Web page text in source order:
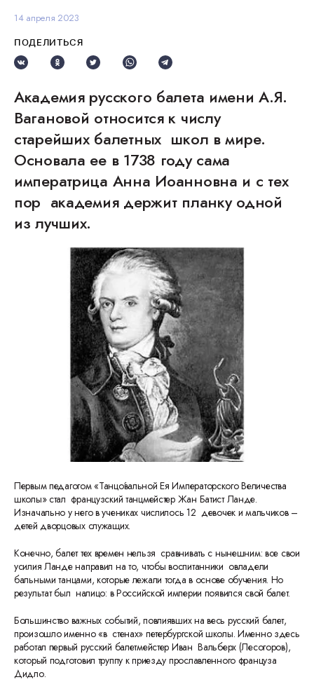
14 апреля 2023
ПОДЕЛИТЬСЯ
Академия русского балета имени А.Я.
Вагановой относится к числу
старейших балетных школ в мире.
Основала ее в 1738 году сама
императрица Анна Иоанновна и с тех
пор академия держит планку одной
из лучших.
Первым педагогом «Танцо́вальной Ея Императорского Величества
школы» стал французский танцмейстер Жан Батист Ланде.
Изначально у него в учениках числилось 12 девочек и мальчиков –
детей дворцовых служащих.
Конечно, балет тех времен нельзя сравнивать с нынешним: все свои
усилия Ланде направил на то, чтобы воспитанники овладели
бальными танцами, которые лежали тогда в основе обучения. Но
результат был налицо: в Российской империи появился свой балет.
Большинство важных событий, повлиявших на весь русский балет,
произошло именно «в стенах» петербургской школы. Именно здесь
работал первый русский балетмейстер Иван Вальберх (Лесогоров),
который подготовил труппу к приезду прославленного француза
Дидло.